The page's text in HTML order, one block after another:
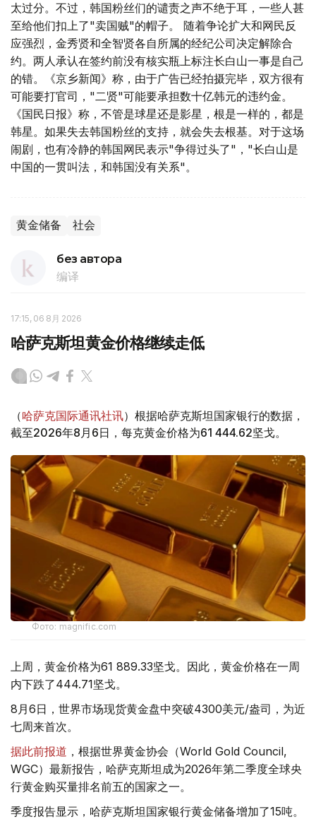
太过分。不过，韩国粉丝们的谴责之声不绝于耳，一些人甚
至给他们扣上了"卖国贼"的帽子。 随着争论扩大和网民反
应强烈，金秀贤和全智贤各自所属的经纪公司决定解除合
约。两人承认在签约前没有核实瓶上标注长白山一事是自己
的错。《京乡新闻》称，由于广告已经拍摄完毕，双方很有
可能要打官司，"二贤"可能要承担数十亿韩元的违约金。
《国民日报》称，不管是球星还是影星，根是一样的，都是
韩星。如果失去韩国粉丝的支持，就会失去根基。对于这场
闹剧，也有冷静的韩国网民表示"争得过头了"，"长白山是
中国的一贯叫法，和韩国没有关系"。
黄金储备 社会
без автора
编译
17:15, 06 8月 2026
哈萨克斯坦黄金价格继续走低
（哈萨克国际通讯社讯）根据哈萨克斯坦国家银行的数据，
截至2026年8月6日，每克黄金价格为61 444.62坚戈。
Фото: magnific.com
上周，黄金价格为61 889.33坚戈。因此，黄金价格在一周
内下跌了444.71坚戈。
8月6日，世界市场现货黄金盘中突破4300美元/盎司，为近
七周来首次。
据此前报道 ，根据世界黄金协会（World Gold Council,
WGC）最新报告，哈萨克斯坦成为2026年第二季度全球央
行黄金购买量排名前五的国家之一。
季度报告显示，哈萨克斯坦国家银行黄金储备增加了15吨。